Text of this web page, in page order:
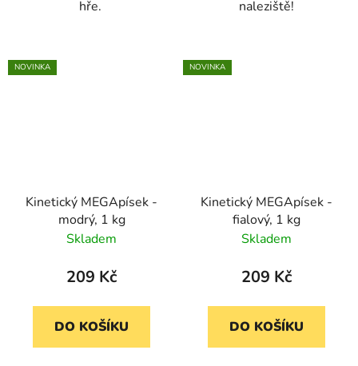
hře.
naleziště!
NOVINKA
Kinetický MEGApísek -
modrý, 1 kg
Skladem
209 Kč
DO KOŠÍKU
NOVINKA
Kinetický MEGApísek -
fialový, 1 kg
Skladem
209 Kč
DO KOŠÍKU